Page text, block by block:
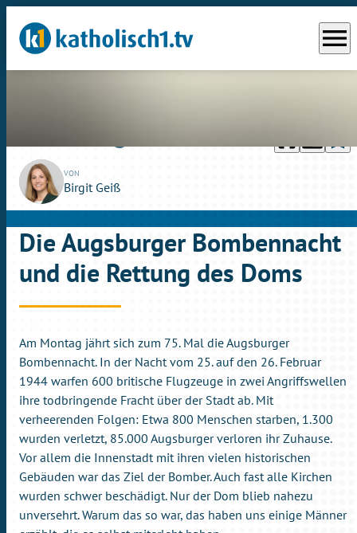
menu
VON
Birgit Geiß
Die Augsburger Bombennacht
und die Rettung des Doms
Am Montag jährt sich zum 75. Mal die Augsburger
Bombennacht. In der Nacht vom 25. auf den 26. Februar
1944 warfen 600 britische Flugzeuge in zwei Angriffswellen
ihre todbringende Fracht über der Stadt ab. Mit
verheerenden Folgen: Etwa 800 Menschen starben, 1.300
wurden verletzt, 85.000 Augsburger verloren ihr Zuhause.
Vor allem die Innenstadt mit ihren vielen historischen
Gebäuden war das Ziel der Bomber. Auch fast alle Kirchen
wurden schwer beschädigt. Nur der Dom blieb nahezu
unversehrt. Warum das so war, das haben uns einige Männer